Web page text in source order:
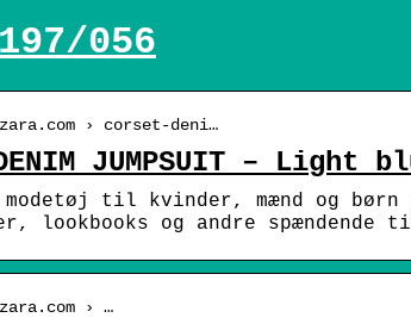
056
› corset-deni…
DENIM JUMPSUIT – Light
til kvinder, mænd og børn
lookbooks og andre spændende
› …